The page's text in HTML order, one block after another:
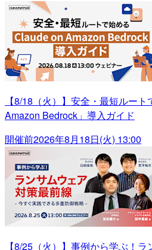
【8/18（火）】安全・最短ルー
Amazon Bedrock」導入ガイド
開催前2026年8月18日(火) 13:00
【8/25（火）】事例から学ぶ！